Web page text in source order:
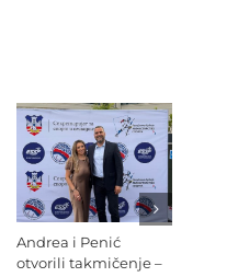
Andrea i Penić
otvorili takmičenje –